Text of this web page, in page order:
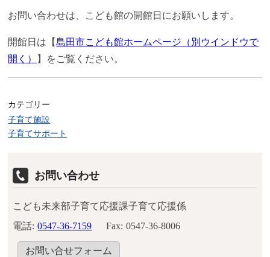
お問い合わせは、こども館の開館日にお願いします。
開館日は【島田市こども館ホームページ（別ウインドウで
開く）
】をご覧ください。
カテゴリー
子育て施設
子育てサポート
お問い合わせ
こども未来部子育て応援課子育て応援係
電話: 0547-36-7159 Fax: 0547-36-8006
お問い合せフォーム